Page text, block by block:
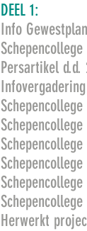
DEEL 1:
Info
Persartikel d.d.
Herwerkt